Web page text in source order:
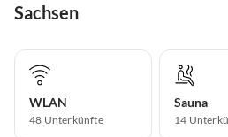
Sachsen
WLAN
48 Unterkünfte
Sauna
14